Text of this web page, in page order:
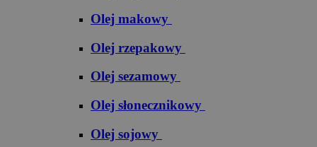
Olej makowy
Olej rzepakowy
Olej sezamowy
Olej słonecznikowy
Olej sojowy